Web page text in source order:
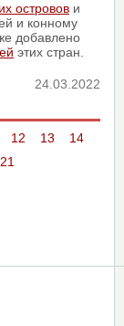
островов и
и конному
добавлено
этих стран.
24.03.2022
12 13
14
21